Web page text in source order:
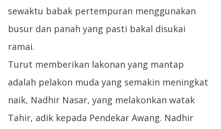
sewaktu babak pertempuran menggunakan
busur dan panah yang pasti bakal disukai
ramai.
Turut memberikan lakonan yang mantap
adalah pelakon muda yang semakin meningkat
naik, Nadhir Nasar, yang melakonkan watak
Tahir, adik kepada Pendekar Awang. Nadhir